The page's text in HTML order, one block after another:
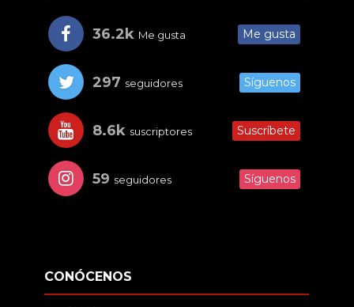
36.2k Me gusta Me gusta
297 seguidores Síguenos
8.6k suscriptores Suscríbete
59 seguidores Síguenos
CONÓCENOS